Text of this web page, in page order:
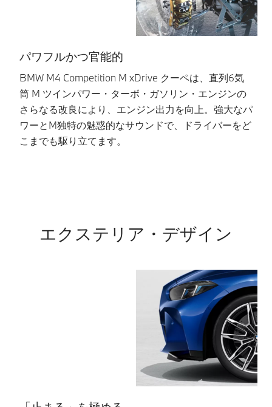
パワフルかつ官能的
BMW M4 Competition M xDrive クーペは、直列6気
筒 M ツインパワー・ターボ・ガソリン・エンジンの
さらなる改良により、エンジン出力を向上。強大なパ
ワーとM独特の魅惑的なサウンドで、ドライバーをど
こまでも駆り立てます。
エクステリア・デザイン